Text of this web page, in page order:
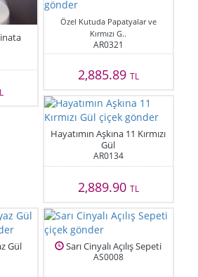
Özel Kutuda Papatyalar ve
Kırmızı G..
AR0321
2,885.89 TL
Hayatımın Aşkına 11 Kırmızı
Gül
AR0134
2,889.90 TL
Gül
Sarı Cinyalı Açılış Sepeti
AS0008